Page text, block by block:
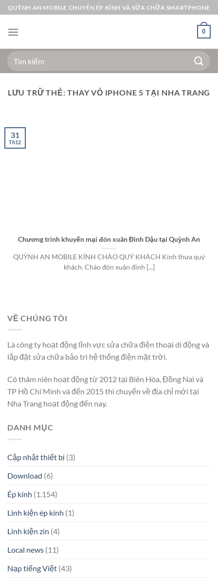
Bỏ
qua
nội
QUỲNH AN MOBILE CHUYÊN ÉP KÍNH VÀ SỬA CHỮA SMARTPHONE
0
Tìm
kiếm:
LƯU TRỮ THẺ:THAY VỎ IPHONE 5 TẠI NHA TRANG
Chương trình khuyến mại đón xuân Đinh Dậu tại Quỳnh An
QUỲNH AN MOBILE KÍNH CHÀO QUÝ KHÁCH Kính thưa quý
khách. Chào đón xuân đinh [...]
31
Th12
VỀ CHÚNG TÔI
Là công ty hoạt động lĩnh vực sửa chữa điện thoại di động và
lắp đặt sửa chữa bảo trì hệ thống điện mặt trời.
Có thâm niên hoạt động từ 2012 tại Biên Hòa, Đồng Nai và
TP Hồ Chí Minh và đến 2015 thì chuyển về địa chỉ mới tại
Nha Trang hoạt động đến nay.
DANH MỤC
Cập nhật thiết bị (3)
Download (6)
Ép kính (1.154)
Linh kiện ép kính (1)
Linh kiện zin (4)
Local news (11)
Nạp tiếng Việt (43)